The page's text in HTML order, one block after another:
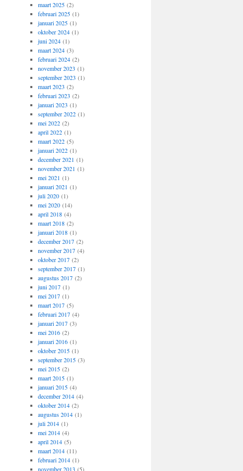
maart 2025(2)
februari 2025(1)
januari 2025(1)
oktober 2024(1)
juni 2024(1)
maart 2024(3)
februari 2024(2)
november 2023 (1)
september 2023 (1)
maart 2023 (2)
februari 2023 (2)
januari 2023 (1)
september 2022(1)
mei 2022(2)
april 2022(1)
maart 2022(5)
januari 2022(1)
december 2021 (1)
november 2021 (1)
mei 2021 (1)
januari 2021 (1)
juli 2020(1)
mei 2020(14)
april 2018(4)
maart 2018(2)
januari 2018(1)
december 2017(2)
november 2017(4)
oktober 2017(2)
september 2017(1)
augustus 2017(2)
juni 2017(1)
mei 2017(1)
maart 2017(5)
februari 2017(4)
januari 2017(3)
mei 2016(2)
januari 2016(1)
oktober 2015(1)
september 2015(3)
mei 2015(2)
maart 2015(1)
januari 2015(4)
december 2014(4)
oktober 2014(2)
augustus 2014(1)
juli 2014(1)
mei 2014(4)
april 2014(5)
maart 2014(11)
februari 2014(1)
november 2013 (5)